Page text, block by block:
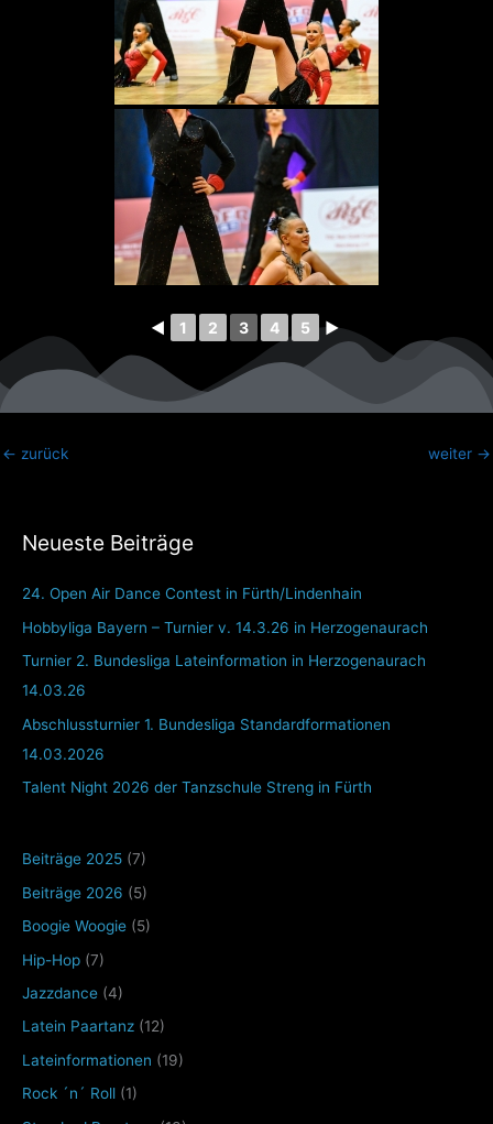
Neueste Beiträge
24. Open Air Dance Contest in Fürth/Lindenhain
Hobbyliga Bayern – Turnier v. 14.3.26 in Herzogenaurach
Turnier 2. Bundesliga Lateinformation in Herzogenaurach
14.03.26
Abschlussturnier 1. Bundesliga Standardformationen
14.03.2026
Talent Night 2026 der Tanzschule Streng in Fürth
Beiträge 2025 (7)
Beiträge 2026 (5)
Boogie Woogie (5)
Hip-Hop (7)
Jazzdance (4)
Latein Paartanz (12)
Lateinformationen (19)
Rock ´n´ Roll (1)
◄ 1 2 3 4 5 ►
← zurück weiter →